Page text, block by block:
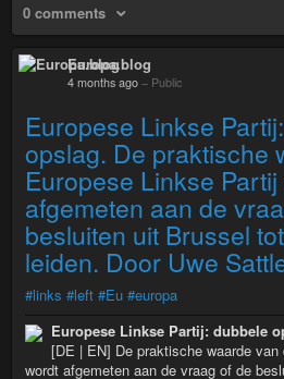
0 comments
Europa.blog
4 months ago – Public
Europese Linkse
opslag. De praktische
Europese Linkse
afgemeten aan de
besluiten uit Brussel
leiden. Door Uwe
#links #left #Eu #europa
Europese Linkse Partij: dubbele
[DE | EN] De praktische waarde
wordt afgemeten aan de vraag of de